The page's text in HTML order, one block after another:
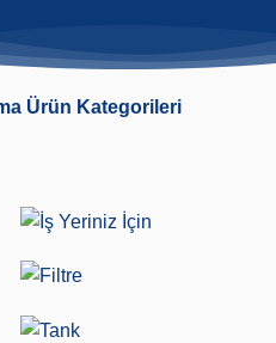
Ürün Kategorileri